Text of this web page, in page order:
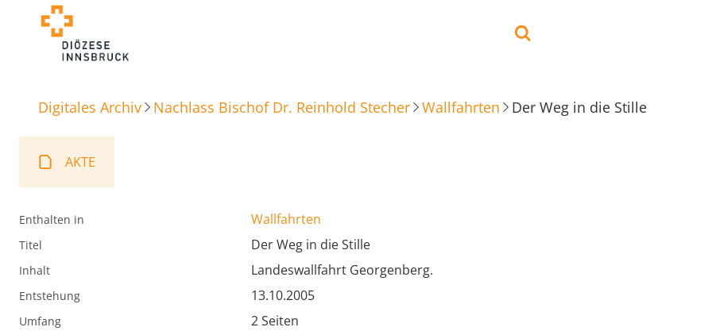
Digitales Archiv Nachlass Bischof Dr. Reinhold Stecher Wallfahrten Der Weg in die Stille
AKTE
Enthalten in Wallfahrten
Titel Der Weg in die Stille
Inhalt Landeswallfahrt Georgenberg.
Entstehung 13.10.2005
Umfang 2 Seiten